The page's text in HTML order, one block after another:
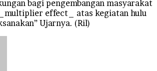
bagi pengembangan masyarakat
effect_ atas kegiatan hulu
Ujarnya. (Ril)